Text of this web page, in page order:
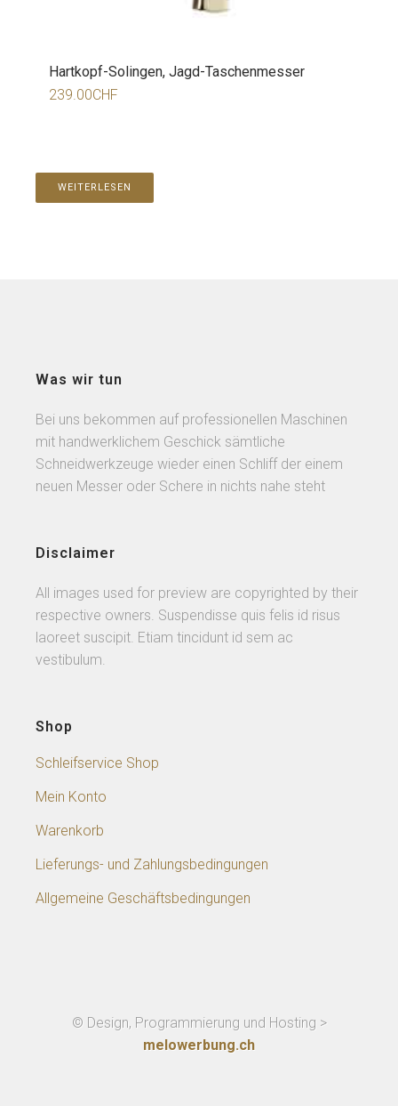
Hartkopf-Solingen, Jagd-Taschenmesser
239.00CHF
WEITERLESEN
Was wir tun
Bei uns bekommen auf professionellen Maschinen
mit handwerklichem Geschick sämtliche
Schneidwerkzeuge wieder einen Schliff der einem
neuen Messer oder Schere in nichts nahe steht
Disclaimer
All images used for preview are copyrighted by their
respective owners. Suspendisse quis felis id risus
laoreet suscipit. Etiam tincidunt id sem ac
vestibulum.
Shop
Schleifservice Shop
Mein Konto
Warenkorb
Lieferungs- und Zahlungsbedingungen
Allgemeine Geschäftsbedingungen
© Design, Programmierung und Hosting >
melowerbung.ch